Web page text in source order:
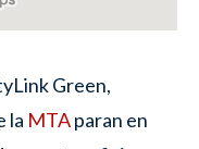
Green,
la MTAparan en